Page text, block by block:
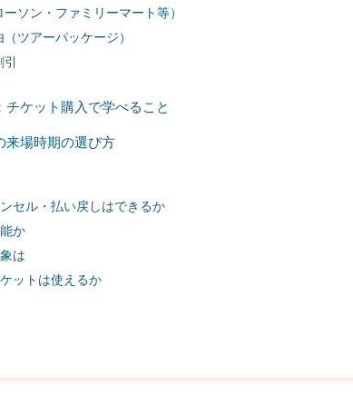
ソン・ファミリーマート等）
ツアーパッケージ）
チケット購入で学べること
来場時期の選び方
セル・払い戻しはできるか
か
は
ットは使えるか